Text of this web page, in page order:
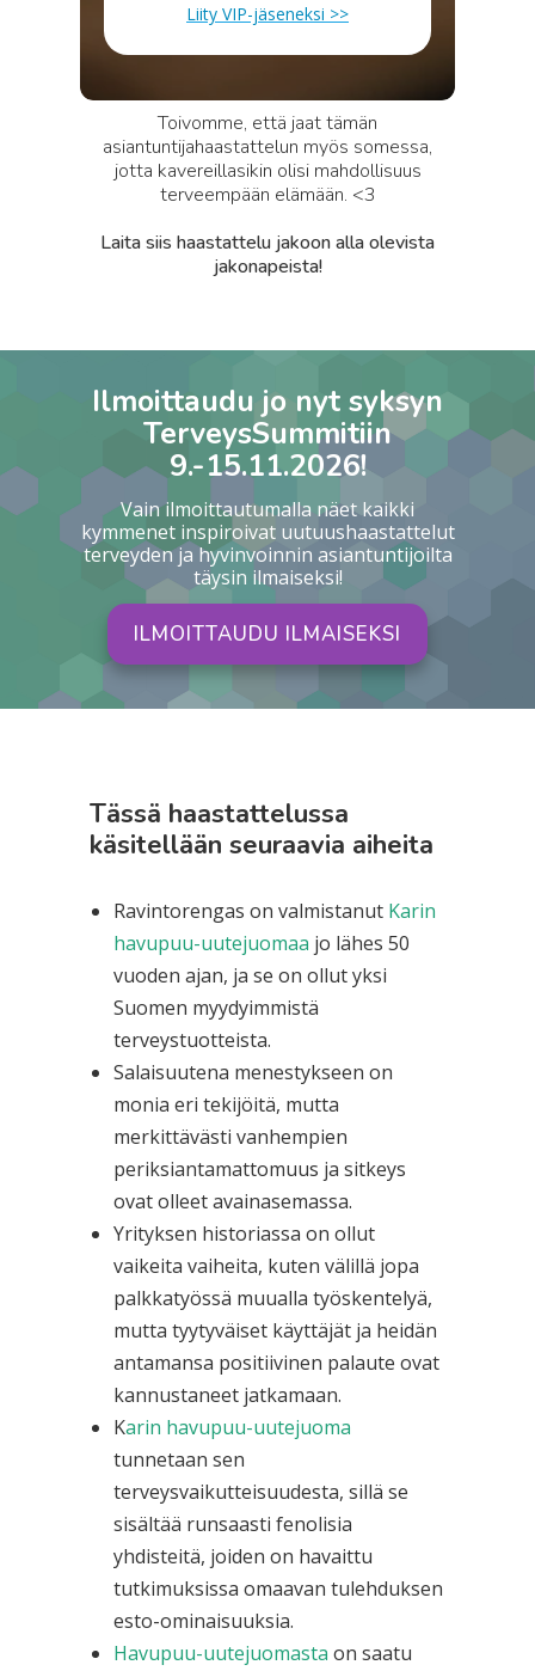
Liity VIP-jäseneksi >>
Toivomme, että jaat tämän
asiantuntijahaastattelun myös somessa,
jotta kavereillasikin olisi mahdollisuus
terveempään elämään. <3
Laita siis haastattelu jakoon alla olevista
jakonapeista!
Ilmoittaudu jo nyt syksyn
TerveysSummitiin
9.-15.11.2026!
Vain ilmoittautumalla näet kaikki
kymmenet inspiroivat uutuushaastattelut
terveyden ja hyvinvoinnin asiantuntijoilta
täysin ilmaiseksi!
ILMOITTAUDU ILMAISEKSI
Tässä haastattelussa
käsitellään seuraavia aiheita
Ravintorengas on valmistanut Karin
havupuu-uutejuomaa jo lähes 50
vuoden ajan, ja se on ollut yksi
Suomen myydyimmistä
terveystuotteista.
Salaisuutena menestykseen on
monia eri tekijöitä, mutta
merkittävästi vanhempien
periksiantamattomuus ja sitkeys
ovat olleet avainasemassa.
Yrityksen historiassa on ollut
vaikeita vaiheita, kuten välillä jopa
palkkatyössä muualla työskentelyä,
mutta tyytyväiset käyttäjät ja heidän
antamansa positiivinen palaute ovat
kannustaneet jatkamaan.
Karin havupuu-uutejuoma
tunnetaan sen
terveysvaikutteisuudesta, sillä se
sisältää runsaasti fenolisia
yhdisteitä, joiden on havaittu
tutkimuksissa omaavan tulehduksen
esto-ominaisuuksia.
Havupuu-uutejuomasta on saatu